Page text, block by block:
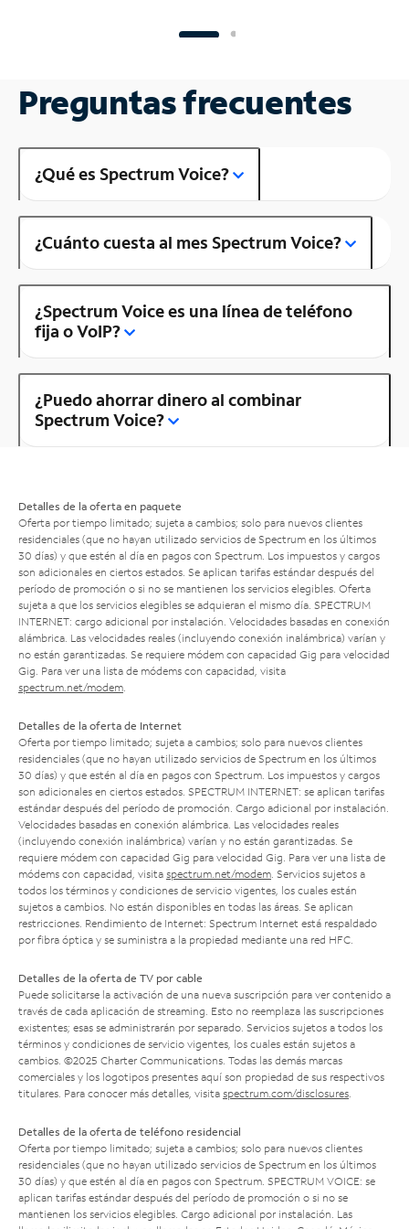
Preguntas frecuentes
¿Qué es Spectrum Voice?
¿Cuánto cuesta al mes Spectrum Voice?
¿Spectrum Voice es una línea de teléfono
fija o VoIP?
¿Puedo ahorrar dinero al combinar
Spectrum Voice?
Detalles de la oferta en paquete
Oferta por tiempo limitado; sujeta a cambios; solo para nuevos clientes
residenciales (que no hayan utilizado servicios de Spectrum en los últimos
30 días) y que estén al día en pagos con Spectrum. Los impuestos y cargos
son adicionales en ciertos estados. Se aplican tarifas estándar después del
período de promoción o si no se mantienen los servicios elegibles. Oferta
sujeta a que los servicios elegibles se adquieran el mismo día. SPECTRUM
INTERNET: cargo adicional por instalación. Velocidades basadas en conexión
alámbrica. Las velocidades reales (incluyendo conexión inalámbrica) varían y
no están garantizadas. Se requiere módem con capacidad Gig para velocidad
Gig. Para ver una lista de módems con capacidad, visita
spectrum.net/modem
Detalles de la oferta de Internet
Oferta por tiempo limitado; sujeta a cambios; solo para nuevos clientes
residenciales (que no hayan utilizado servicios de Spectrum en los últimos
30 días) y que estén al día en pagos con Spectrum. Los impuestos y cargos
son adicionales en ciertos estados. SPECTRUM INTERNET: se aplican tarifas
estándar después del período de promoción. Cargo adicional por instalación.
Velocidades basadas en conexión alámbrica. Las velocidades reales
(incluyendo conexión inalámbrica) varían y no están garantizadas. Se
requiere módem con capacidad Gig para velocidad Gig. Para ver una lista de
módems con capacidad, visita spectrum.net/modem . Servicios sujetos a
todos los términos y condiciones de servicio vigentes, los cuales están
sujetos a cambios. No están disponibles en todas las áreas. Se aplican
restricciones. Rendimiento de Internet: Spectrum Internet está respaldado
por fibra óptica y se suministra a la propiedad mediante una red HFC.
Detalles de la oferta de TV por cable
Puede solicitarse la activación de una nueva suscripción para ver contenido a
través de cada aplicación de streaming. Esto no reemplaza las suscripciones
existentes; esas se administrarán por separado. Servicios sujetos a todos los
términos y condiciones de servicio vigentes, los cuales están sujetos a
cambios. ©2025 Charter Communications. Todas las demás marcas
comerciales y los logotipos presentes aquí son propiedad de sus respectivos
titulares. Para conocer más detalles, visita spectrum.com/disclosures
Detalles de la oferta de teléfono residencial
Oferta por tiempo limitado; sujeta a cambios; solo para nuevos clientes
residenciales (que no hayan utilizado servicios de Spectrum en los últimos
30 días) y que estén al día en pagos con Spectrum. SPECTRUM VOICE: se
aplican tarifas estándar después del período de promoción o si no se
mantienen los servicios elegibles. Cargo adicional por instalación. Las